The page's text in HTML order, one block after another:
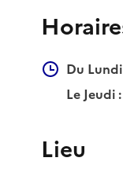
Du
Le Jeudi :
Lieu